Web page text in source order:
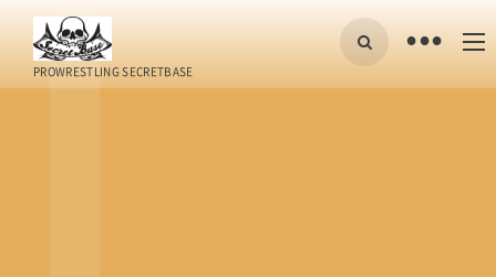
PROWRESTLING SECRETBASE
•